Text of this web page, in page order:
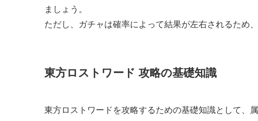
ましょう。
ただし、ガチャは確率によって結果が左右されるため
東方ロストワード 攻略の基礎知識
東方ロストワードを攻略するための基礎知識として、